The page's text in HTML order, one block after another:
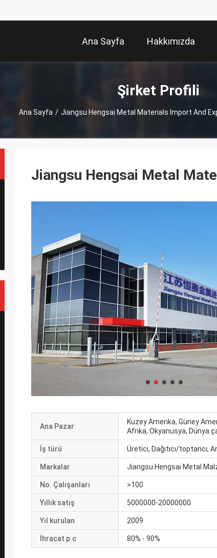
Ana Sayfa Hakkımızda
Şirket Profili
Ana Sayfa / Jiangsu Hengsai Metal Materials Import And
Jiangsu Hengsai Metal
Ana Pazar
Kuzey Amerika, Güney
Afrika, Okyanusya, Dünya
İş türü Üretici, Dağıtıcı/toptancı,
Markalar Jiangsu Hengsai Metal
No. Çalışanları >100
Yıllık satış 5000000-20000000
Yıl kurulan 2009
İhracat p.c 80% - 90%